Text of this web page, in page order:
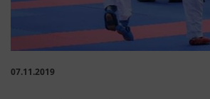
07.11.2019